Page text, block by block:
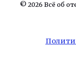
© 2026 Всё об